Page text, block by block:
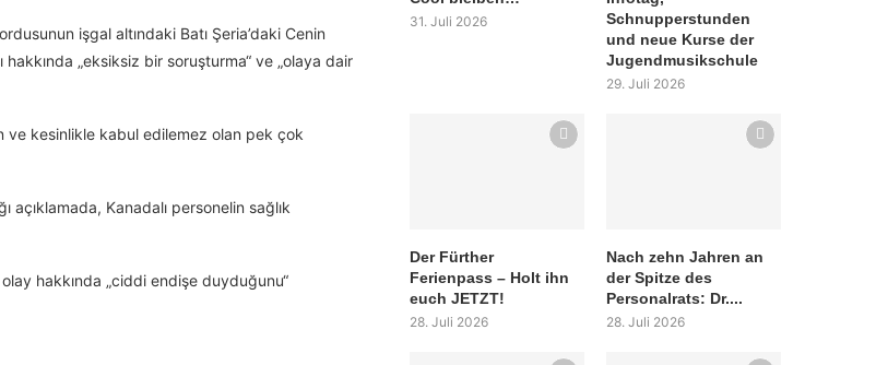
işgal altındaki Batı Şeria’daki Cenin
hakkında „eksiksiz bir soruşturma“ ve „olaya dair
ve kesinlikle kabul edilemez olan pek çok
açıklamada, Kanadalı personelin sağlık
olay hakkında „ciddi endişe duyduğunu“
31. Juli 2026
Schnupperstunden
und neue Kurse der
Jugendmusikschule
29. Juli 2026
Der Fürther
Ferienpass – Holt ihn
euch JETZT!
28. Juli 2026
Nach zehn Jahren an
der Spitze des
Personalrats: Dr....
28. Juli 2026